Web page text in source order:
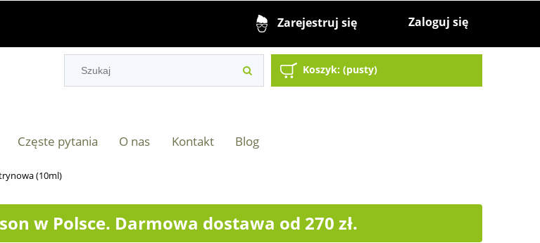
Zarejestruj się Zaloguj się
Koszyk: (pusty)
Częste pytania O nas Kontakt Blog
(10ml)
w Polsce. Darmowa dostawa od 270 zł.